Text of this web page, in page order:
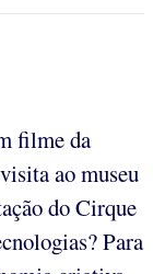
filme da
ao museu
do Cirque
Para